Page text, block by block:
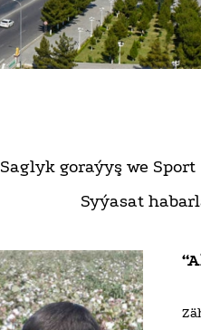
Saglyk goraýyş we Sport
Syýasat